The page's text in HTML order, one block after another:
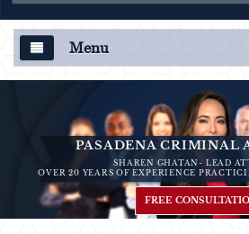
Menu
Criminal Defense
Áreas de Práctica
Asalto y Agresión
PASADENA CRIMINAL
SHAREN GHATAN- LEAD
OVER 20 YEARS OF EXPERIENCE
FREE